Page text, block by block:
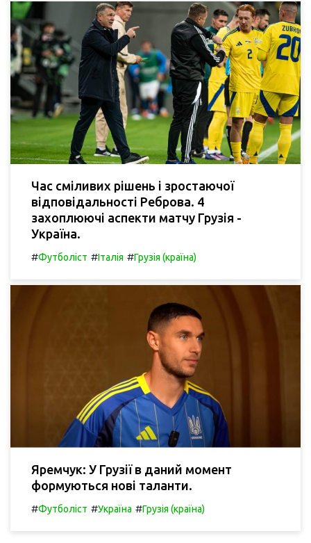
Час сміливих рішень і зростаючої
відповідальності Реброва. 4
захоплюючі аспекти матчу Грузія -
Україна.
#Футболіст #Італія #Грузія (країна)
Яремчук: У Грузії в даний момент
формуються нові таланти.
#Футболіст #Україна #Грузія (країна)